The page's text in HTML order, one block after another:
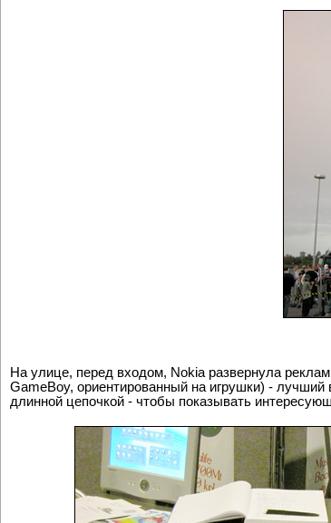
На улице, перед входом, Nokia развернула
GameBoy, ориентированный на игрушки) -